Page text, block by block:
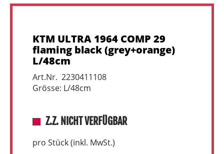
KTM ULTRA 1964 COMP 29
flaming black (grey+orange)
L/48cm
Art.Nr. 2230411108
Grösse: L/48cm
Z.Z. NICHT VERFÜGBAR
pro Stück (inkl. MwSt.)